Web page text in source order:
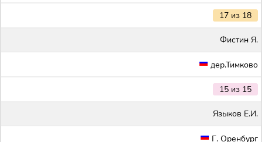
17 из 18
Фистин Я.
дер.Тимково
15 из 15
Языков Е.И.
Г. Оренбург